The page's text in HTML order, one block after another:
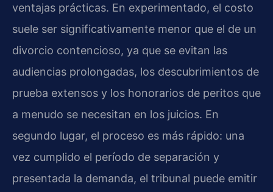
ventajas prácticas. En experimentado, el costo
suele ser significativamente menor que el de un
divorcio contencioso, ya que se evitan las
audiencias prolongadas, los descubrimientos de
prueba extensos y los honorarios de peritos que
a menudo se necesitan en los juicios. En
segundo lugar, el proceso es más rápido: una
vez cumplido el período de separación y
presentada la demanda, el tribunal puede emitir